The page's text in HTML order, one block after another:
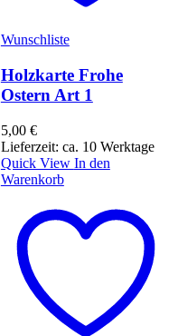
Wunschliste
Holzkarte Frohe
Ostern Art 1
5,00 €
Lieferzeit: ca. 10 Werktage
Quick View In den
Warenkorb